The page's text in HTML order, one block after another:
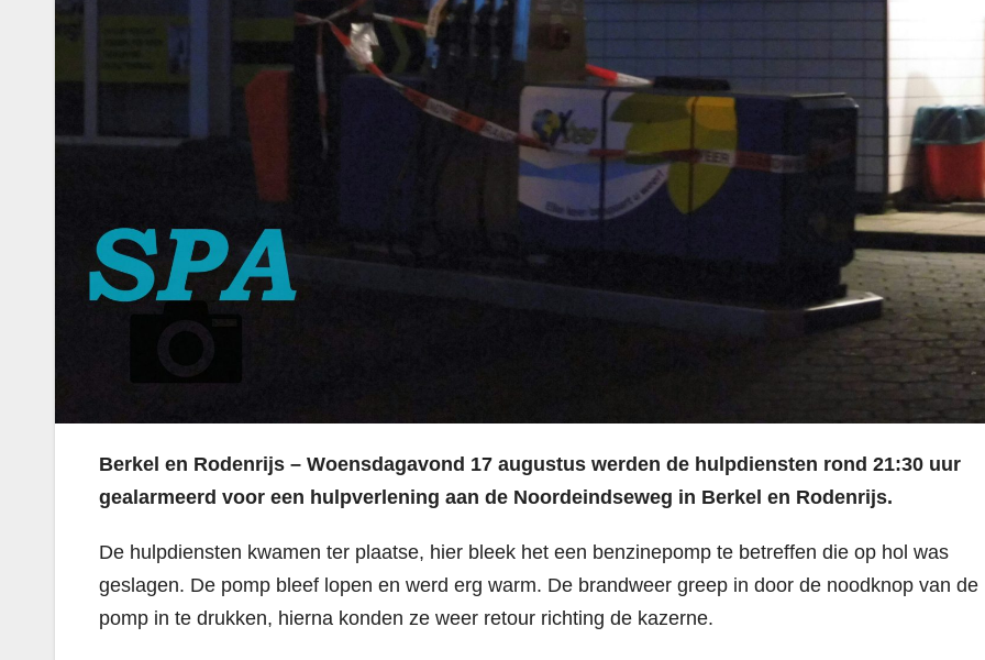
Berkel en Rodenrijs – Woensdagavond 17 augustus werden de hulpdiensten rond 21:30 uur
gealarmeerd voor een hulpverlening aan de Noordeindseweg in Berkel en Rodenrijs.
De hulpdiensten kwamen ter plaatse, hier bleek het een benzinepomp te betreffen die op hol was
geslagen. De pomp bleef lopen en werd erg warm. De brandweer greep in door de noodknop van de
pomp in te drukken, hierna konden ze weer retour richting de kazerne.